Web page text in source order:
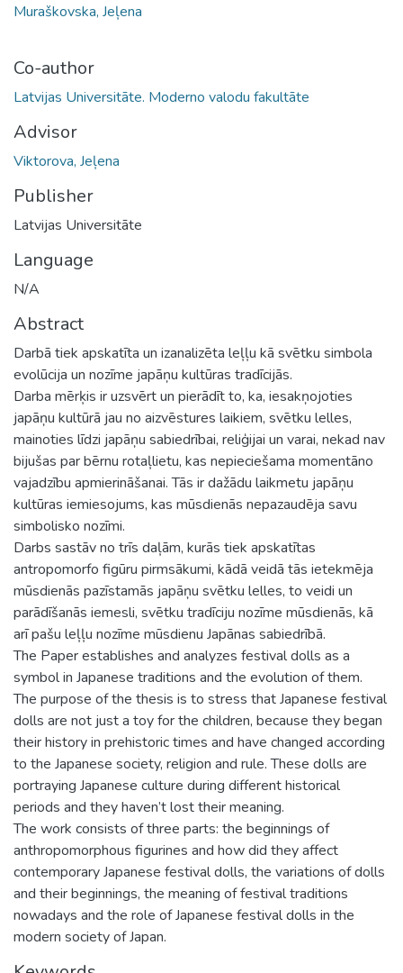
Muraškovska, Jeļena
Co-author
Latvijas Universitāte. Moderno valodu fakultāte
Advisor
Viktorova, Jeļena
Publisher
Latvijas Universitāte
Language
N/A
Abstract
Darbā tiek apskatīta un izanalizēta leļļu kā svētku simbola
evolūcija un nozīme japāņu kultūras tradīcijās.
Darba mērķis ir uzsvērt un pierādīt to, ka, iesakņojoties
japāņu kultūrā jau no aizvēstures laikiem, svētku lelles,
mainoties līdzi japāņu sabiedrībai, reliģijai un varai, nekad nav
bijušas par bērnu rotaļlietu, kas nepieciešama momentāno
vajadzību apmierināšanai. Tās ir dažādu laikmetu japāņu
kultūras iemiesojums, kas mūsdienās nepazaudēja savu
simbolisko nozīmi.
Darbs sastāv no trīs daļām, kurās tiek apskatītas
antropomorfo figūru pirmsākumi, kādā veidā tās ietekmēja
mūsdienās pazīstamās japāņu svētku lelles, to veidi un
parādīšanās iemesli, svētku tradīciju nozīme mūsdienās, kā
arī pašu leļļu nozīme mūsdienu Japānas sabiedrībā.
The Paper establishes and analyzes festival dolls as a
symbol in Japanese traditions and the evolution of them.
The purpose of the thesis is to stress that Japanese festival
dolls are not just a toy for the children, because they began
their history in prehistoric times and have changed according
to the Japanese society, religion and rule. These dolls are
portraying Japanese culture during different historical
periods and they haven’t lost their meaning.
The work consists of three parts: the beginnings of
anthropomorphous figurines and how did they affect
contemporary Japanese festival dolls, the variations of dolls
and their beginnings, the meaning of festival traditions
nowadays and the role of Japanese festival dolls in the
modern society of Japan.